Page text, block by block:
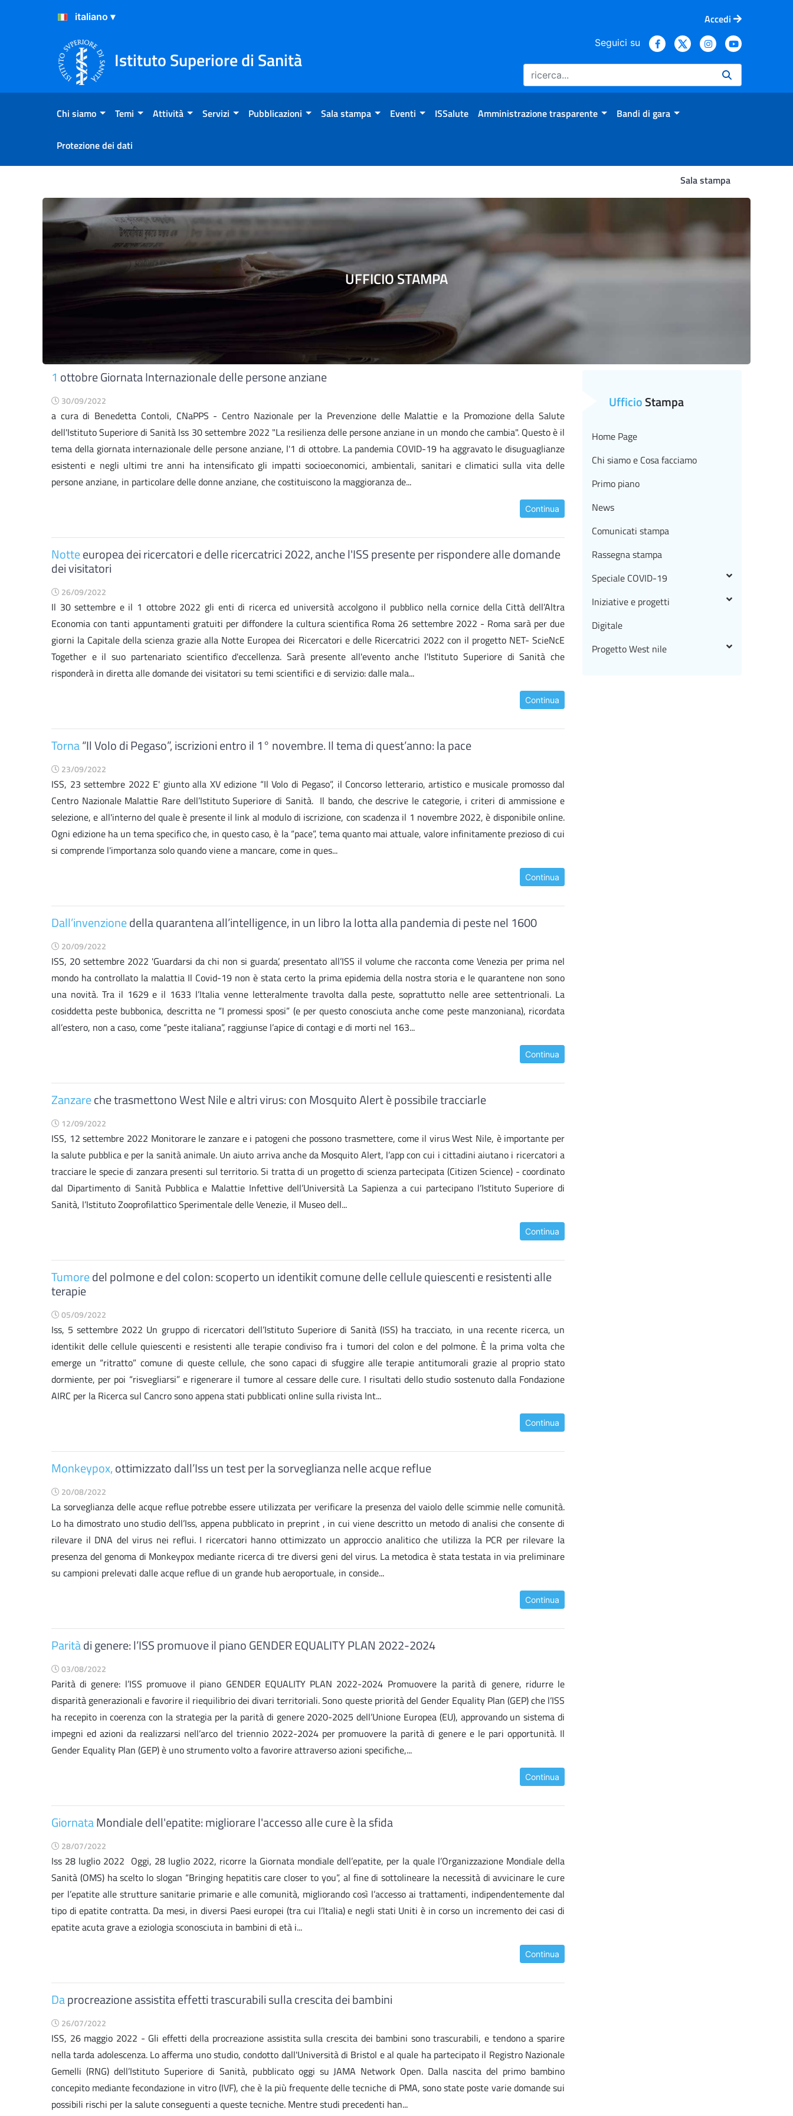
Salta al Contenuto
Salta al Footer
Accedi
Istituto Superiore di Sanità
Seguici su
Chi siamo Temi Attività Servizi Pubblicazioni Sala stampa Eventi ISSalute Amministrazione trasparente Bandi di gara
Protezione dei dati
Sala stampa
Atterraggio
UFFICIO STAMPA
1 ottobre Giornata Internazionale delle persone anziane
30/09/2022
a cura di Benedetta Contoli, CNaPPS - Centro Nazionale per la Prevenzione delle Malattie e la Promozione della Salute
dell'Istituto Superiore di Sanità Iss 30 settembre 2022 "La resilienza delle persone anziane in un mondo che cambia". Questo è il
tema della giornata internazionale delle persone anziane, l'1 di ottobre. La pandemia COVID-19 ha aggravato le disuguaglianze
esistenti e negli ultimi tre anni ha intensificato gli impatti socioeconomici, ambientali, sanitari e climatici sulla vita delle
persone anziane, in particolare delle donne anziane, che costituiscono la maggioranza de...
Continua
Notteeuropea dei ricercatori e delle ricercatrici 2022, anche l'ISS presente per rispondere alle domande
dei visitatori
26/09/2022
Il 30 settembre e il 1 ottobre 2022 gli enti di ricerca ed università accolgono il pubblico nella cornice della Città dell’Altra
Economia con tanti appuntamenti gratuiti per diffondere la cultura scientifica Roma 26 settembre 2022 - Roma sarà per due
giorni la Capitale della scienza grazie alla Notte Europea dei Ricercatori e delle Ricercatrici 2022 con il progetto NET- ScieNcE
Together e il suo partenariato scientifico d'eccellenza. Sarà presente all'evento anche l'Istituto Superiore di Sanità che
risponderà in diretta alle domande dei visitatori su temi scientifici e di servizio: dalle mala...
Continua
Torna“Il Volo di Pegaso”, iscrizioni entro il 1° novembre. Il tema di quest’anno: la pace
23/09/2022
ISS, 23 settembre 2022 E' giunto alla XV edizione “Il Volo di Pegaso”, il Concorso letterario, artistico e musicale promosso dal
Centro Nazionale Malattie Rare dell’Istituto Superiore di Sanità. Il bando, che descrive le categorie, i criteri di ammissione e
selezione, e all'interno del quale è presente il link al modulo di iscrizione, con scadenza il 1 novembre 2022, è disponibile online.
Ogni edizione ha un tema specifico che, in questo caso, è la “pace”, tema quanto mai attuale, valore infinitamente prezioso di cui
si comprende l'importanza solo quando viene a mancare, come in ques...
Continua
Dall’invenzionedella quarantena all’intelligence, in un libro la lotta alla pandemia di peste nel 1600
20/09/2022
ISS, 20 settembre 2022 'Guardarsi da chi non si guarda’, presentato all’ISS il volume che racconta come Venezia per prima nel
mondo ha controllato la malattia Il Covid-19 non è stata certo la prima epidemia della nostra storia e le quarantene non sono
una novità. Tra il 1629 e il 1633 l’Italia venne letteralmente travolta dalla peste, soprattutto nelle aree settentrionali. La
cosiddetta peste bubbonica, descritta ne “I promessi sposi” (e per questo conosciuta anche come peste manzoniana), ricordata
all’estero, non a caso, come “peste italiana”, raggiunse l’apice di contagi e di morti nel 163...
Continua
Zanzareche trasmettono West Nile e altri virus: con Mosquito Alert è possibile tracciarle
12/09/2022
ISS, 12 settembre 2022 Monitorare le zanzare e i patogeni che possono trasmettere, come il virus West Nile, è importante per
la salute pubblica e per la sanità animale. Un aiuto arriva anche da Mosquito Alert, l’app con cui i cittadini aiutano i ricercatori a
tracciare le specie di zanzara presenti sul territorio. Si tratta di un progetto di scienza partecipata (Citizen Science) - coordinato
dal Dipartimento di Sanità Pubblica e Malattie Infettive dell’Università La Sapienza a cui partecipano l’Istituto Superiore di
Sanità, l’Istituto Zooprofilattico Sperimentale delle Venezie, il Museo dell...
Continua
Tumoredel polmone e del colon: scoperto un identikit comune delle cellule quiescenti e resistenti alle
terapie
05/09/2022
Iss, 5 settembre 2022 Un gruppo di ricercatori dell’Istituto Superiore di Sanità (ISS) ha tracciato, in una recente ricerca, un
identikit delle cellule quiescenti e resistenti alle terapie condiviso fra i tumori del colon e del polmone. È la prima volta che
emerge un “ritratto” comune di queste cellule, che sono capaci di sfuggire alle terapie antitumorali grazie al proprio stato
dormiente, per poi “risvegliarsi” e rigenerare il tumore al cessare delle cure. I risultati dello studio sostenuto dalla Fondazione
AIRC per la Ricerca sul Cancro sono appena stati pubblicati online sulla rivista Int...
Continua
Monkeypox,ottimizzato dall’Iss un test per la sorveglianza nelle acque reflue
20/08/2022
La sorveglianza delle acque reflue potrebbe essere utilizzata per verificare la presenza del vaiolo delle scimmie nelle comunità.
Lo ha dimostrato uno studio dell’Iss, appena pubblicato in preprint , in cui viene descritto un metodo di analisi che consente di
rilevare il DNA del virus nei reflui. I ricercatori hanno ottimizzato un approccio analitico che utilizza la PCR per rilevare la
presenza del genoma di Monkeypox mediante ricerca di tre diversi geni del virus. La metodica è stata testata in via preliminare
su campioni prelevati dalle acque reflue di un grande hub aeroportuale, in conside...
Continua
Paritàdi genere: l’ISS promuove il piano GENDER EQUALITY PLAN 2022-2024
03/08/2022
Parità di genere: l’ISS promuove il piano GENDER EQUALITY PLAN 2022-2024 Promuovere la parità di genere, ridurre le
disparità generazionali e favorire il riequilibrio dei divari territoriali. Sono queste priorità del Gender Equality Plan (GEP) che l’ISS
ha recepito in coerenza con la strategia per la parità di genere 2020-2025 dell’Unione Europea (EU), approvando un sistema di
impegni ed azioni da realizzarsi nell’arco del triennio 2022-2024 per promuovere la parità di genere e le pari opportunità. Il
Gender Equality Plan (GEP) è uno strumento volto a favorire attraverso azioni specifiche,...
Continua
GiornataMondiale dell'epatite: migliorare l'accesso alle cure è la sfida
28/07/2022
Iss 28 luglio 2022 Oggi, 28 luglio 2022, ricorre la Giornata mondiale dell’epatite, per la quale l’Organizzazione Mondiale della
Sanità (OMS) ha scelto lo slogan “Bringing hepatitis care closer to you”, al fine di sottolineare la necessità di avvicinare le cure
per l’epatite alle strutture sanitarie primarie e alle comunità, migliorando così l’accesso ai trattamenti, indipendentemente dal
tipo di epatite contratta. Da mesi, in diversi Paesi europei (tra cui l’Italia) e negli stati Uniti è in corso un incremento dei casi di
epatite acuta grave a eziologia sconosciuta in bambini di età i...
Continua
Daprocreazione assistita effetti trascurabili sulla crescita dei bambini
26/07/2022
ISS, 26 maggio 2022 - Gli effetti della procreazione assistita sulla crescita dei bambini sono trascurabili, e tendono a sparire
nella tarda adolescenza. Lo afferma uno studio, condotto dall'Università di Bristol e al quale ha partecipato il Registro Nazionale
Gemelli (RNG) dell’Istituto Superiore di Sanità, pubblicato oggi su JAMA Network Open. Dalla nascita del primo bambino
concepito mediante fecondazione in vitro (IVF), che è la più frequente delle tecniche di PMA, sono state poste varie domande sui
possibili rischi per la salute conseguenti a queste tecniche. Mentre studi precedenti han...
UfficioStampa
Home Page
Chi siamo e Cosa facciamo
Primo piano
News
Comunicati stampa
Rassegna stampa
Speciale COVID-19
Iniziative e progetti
Digitale
Progetto West nile